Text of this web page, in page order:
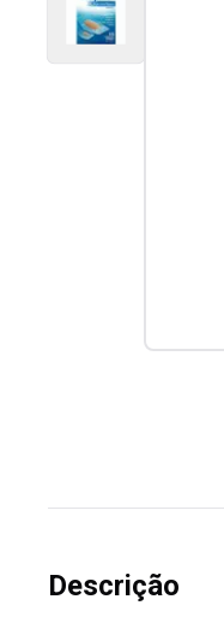
Descrição